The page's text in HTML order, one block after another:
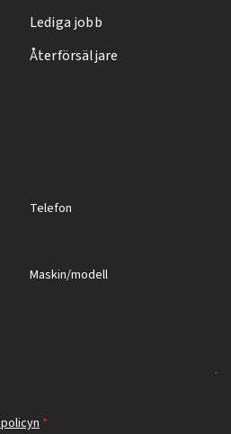
Lediga jobb
Återförsäljare
*